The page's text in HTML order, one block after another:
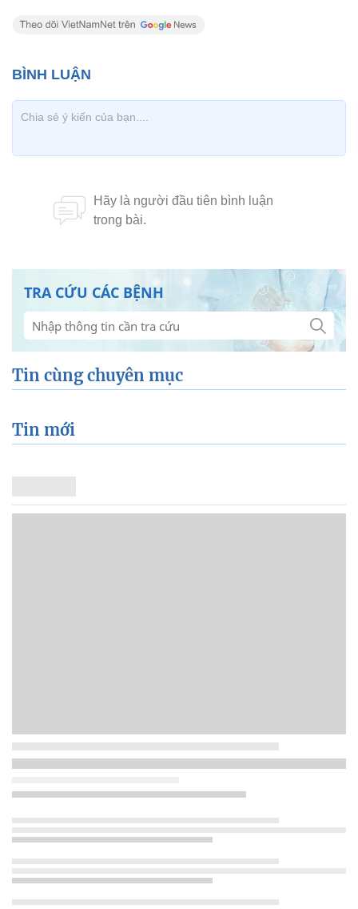
TRA CỨU CÁC BỆNH
Tin cùng chuyên mục
Tin mới